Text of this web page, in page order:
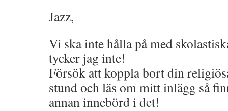
Jazz,
Vi ska inte hålla på med
tycker jag inte!
Försök att koppla bort din
stund och läs om mitt inlägg så
annan innebörd i det!